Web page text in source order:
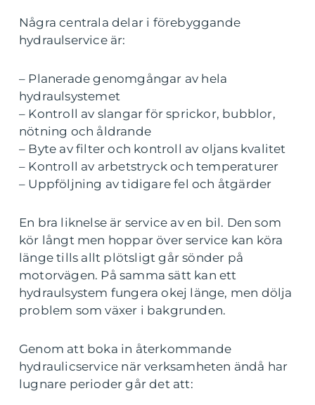
Några centrala delar i förebyggande
hydraulservice är:
– Planerade genomgångar av hela
hydraulsystemet
– Kontroll av slangar för sprickor, bubblor,
nötning och åldrande
– Byte av filter och kontroll av oljans kvalitet
– Kontroll av arbetstryck och temperaturer
– Uppföljning av tidigare fel och åtgärder
En bra liknelse är service av en bil. Den som
kör långt men hoppar över service kan köra
länge tills allt plötsligt går sönder på
motorvägen. På samma sätt kan ett
hydraulsystem fungera okej länge, men dölja
problem som växer i bakgrunden.
Genom att boka in återkommande
hydraulicservice när verksamheten ändå har
lugnare perioder går det att: